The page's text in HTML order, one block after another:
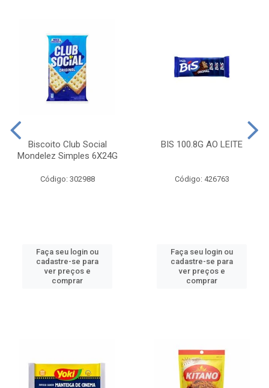
Biscoito Club Social
Mondelez Simples 6X24G
Código: 302988
Faça seu login ou
cadastre-se para
ver preços e
comprar
BIS 100.8G AO LEITE
Código: 426763
Faça seu login ou
cadastre-se para
ver preços e
comprar